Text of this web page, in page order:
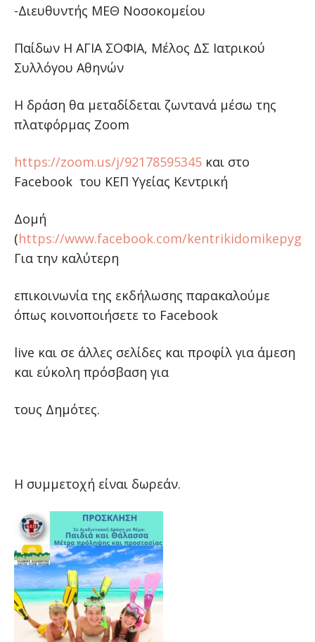
-Διευθυντής ΜΕΘ Νοσοκομείου
Παίδων Η ΑΓΙΑ ΣΟΦΙΑ, Μέλος ΔΣ Ιατρικού
Συλλόγου Αθηνών
Η δράση θα μεταδίδεται ζωντανά μέσω της
πλατφόρμας Zoom
https://zoom.us/j/92178595345 και στο
Facebook του ΚΕΠ Υγείας Κεντρική
Δομή
(https://www.facebook.com/
Για την καλύτερη
επικοινωνία της εκδήλωσης παρακαλούμε
όπως κοινοποιήσετε το Facebook
live και σε άλλες σελίδες και προφίλ για άμεση
και εύκολη πρόσβαση για
τους Δημότες.
Η συμμετοχή είναι δωρεάν.